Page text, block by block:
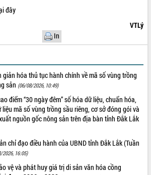
miễn phí
Pui
thường kỳ
Mẹ Việt
chương
nhiệm
dân
đây
VTLý
In
hóa thủ tục hành chính về mã số vùng trồng
sản (06/08/2026, 10:49)
điểm “30 ngày đêm” số hóa dữ liệu, chuẩn hóa,
mã số vùng trồng sầu riêng, cơ sở đóng gói và
nguồn gốc nông sản trên địa bàn tỉnh Đắk Lắk
chỉ đạo điều hành của UBND tỉnh Đắk Lắk (Tuần
2026, 16:05)
vệ và phát huy giá trị di sản văn hóa cồng